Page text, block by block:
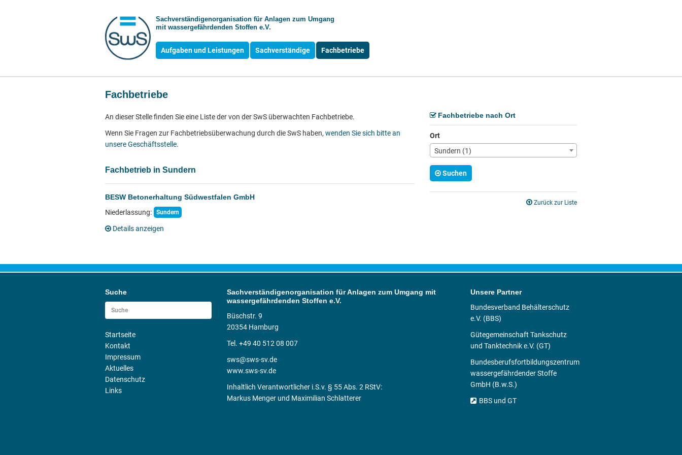
Sachverständigen­organisation für Anlagen zum Umgang
mit wasser­gefährdenden Stoffen e.V.
Aufgaben und Leistungen Sachverständige Fachbetriebe
Fachbetriebe
An dieser Stelle finden Sie eine Liste der von der SwS überwachten Fachbetriebe.
Wenn Sie Fragen zur Fachbetriebsüberwachung durch die SwS haben, wenden Sie sich bitte an
unsere Geschäftsstelle.
Fachbetrieb in Sundern
BESW Betonerhaltung Südwestfalen GmbH
Niederlassung:
Sundern
Details anzeigen
Fachbetriebe nach Ort
Ort
Sundern (1)
Suchen
Zurück zur Liste
Suche
Startseite
Kontakt
Impressum
Aktuelles
Datenschutz
Links
Sachverständigenorganisation für Anlagen zum Umgang mit
wassergefährdenden Stoffen e.V.
Büschstr. 9
20354 Hamburg
Tel. +49 40 512 08 007
sws@sws-sv.de
www.sws-sv.de
Inhaltlich Verantwortlicher i.S.v. § 55 Abs. 2 RStV:
Markus Menger und Maximilian Schlatterer
Unsere Partner
Bundesverband Behälterschutz
e.V. (BBS)
Gütegemeinschaft Tankschutz
und Tanktechnik e.V. (GT)
Bundesberufsfortbildungszentrum
wassergefährdender Stoffe
GmbH (B.w.S.)
BBS und GT